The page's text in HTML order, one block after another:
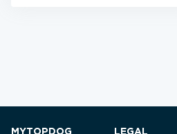
MYTOPDOG LEGAL